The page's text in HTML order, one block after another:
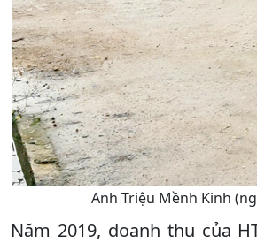
Anh Triệu Mềnh Kinh
Năm 2019, doanh thu của